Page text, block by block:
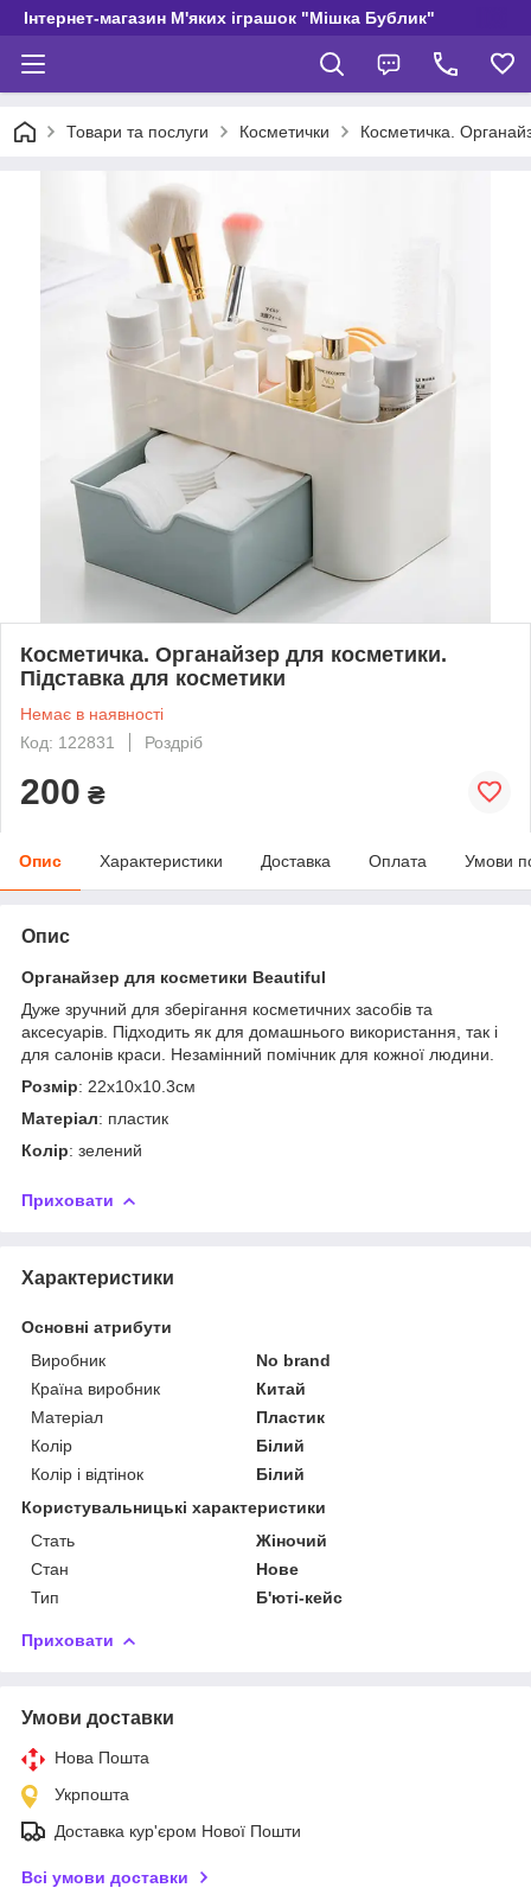
Інтернет-магазин М'яких іграшок "Мішка Бублик"
Товари та послуги Косметички Косметичка.
Косметичка. Органайзер для косметики.
Підставка для косметики
Немає в наявності
Код: 122831
Роздріб
200 ₴
Опис Характеристики Доставка Оплата Умови
Опис
Органайзер для косметики Beautiful
Дуже зручний для зберігання косметичних засобів та
аксесуарів. Підходить як для домашнього використання, так і
для салонів краси. Незамінний помічник для кожної людини.
Розмір: 22х10х10.3см
Матеріал: пластик
Колір: зелений
Приховати
Характеристики
Основні атрибути
Виробник
No brand
Країна виробник
Китай
Матеріал
Пластик
Колір
Білий
Колір і відтінок
Білий
Користувальницькі характеристики
Стать
Жіночий
Стан
Нове
Тип
Б'юті-кейс
Приховати
Умови доставки
Нова Пошта
Укрпошта
Доставка кур'єром Нової Пошти
Всі умови доставки